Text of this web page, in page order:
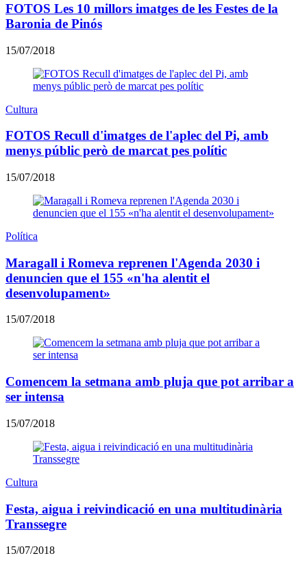
FOTOS Les 10 millors imatges de les Festes de la
Baronia de Pinós
15/07/2018
Cultura
FOTOS Recull d'imatges de l'aplec del Pi, amb
menys públic però de marcat pes polític
15/07/2018
Política
Maragall i Romeva reprenen l'Agenda 2030 i
denuncien que el 155 «n'ha alentit el
desenvolupament»
15/07/2018
Comencem la setmana amb pluja que pot arribar a
ser intensa
15/07/2018
Cultura
Festa, aigua i reivindicació en una multitudinària
Transsegre
15/07/2018